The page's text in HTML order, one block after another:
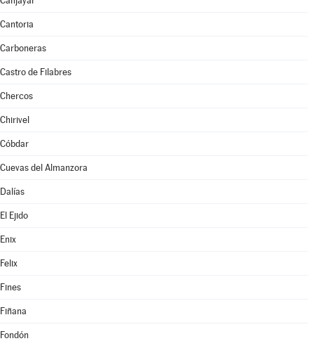
Cantoria
Carboneras
Castro de Filabres
Chercos
Chirivel
Cóbdar
Cuevas del Almanzora
Dalías
El Ejido
Enix
Felix
Fines
Fiñana
Fondón